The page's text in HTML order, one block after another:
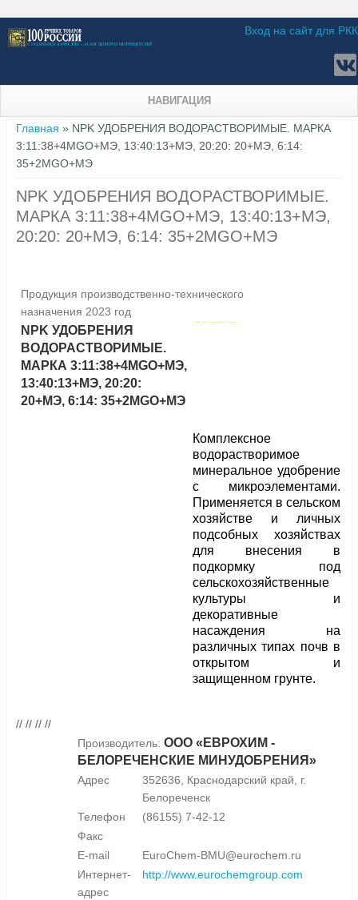
Вход на сайт для РКК
НАВИГАЦИЯ
Вы здесь
Главная » NPK УДОБРЕНИЯ ВОДОРАСТВОРИМЫЕ. МАРКА
3:11:38+4MGO+МЭ, 13:40:13+МЭ, 20:20: 20+МЭ, 6:14:
35+2MGO+МЭ
NPK УДОБРЕНИЯ ВОДОРАСТВОРИМЫЕ.
МАРКА 3:11:38+4MGO+МЭ, 13:40:13+МЭ,
20:20: 20+МЭ, 6:14: 35+2MGO+МЭ
Продукция производственно-технического
назначения 2023 год
NPK УДОБРЕНИЯ
ВОДОРАСТВОРИМЫЕ.
МАРКА 3:11:38+4MGO+МЭ,
13:40:13+МЭ, 20:20:
20+МЭ, 6:14: 35+2MGO+МЭ
Комплексное
водорастворимое
минеральное удобрение
с микроэлементами.
Применяется в сельском
хозяйстве и личных
подсобных хозяйствах
для внесения в
подкормку под
сельскохозяйственные
культуры и
декоративные
насаждения на
различных типах почв в
открытом и
защищенном грунте.
// // // //
Производитель: ООО «ЕВРОХИМ -
БЕЛОРЕЧЕНСКИЕ МИНУДОБРЕНИЯ»
Адрес
352636, Краснодарский край, г.
Белореченск
Телефон
(86155) 7-42-12
Факс
E-mail
EuroChem-BMU@eurochem.ru
Интернет-
адрес
http://www.eurochemgroup.com